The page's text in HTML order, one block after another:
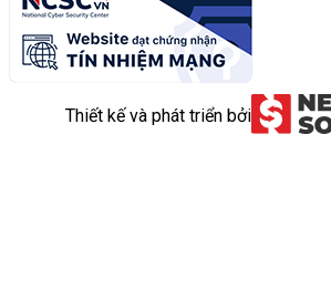
Thiết kế và phát triển bởi